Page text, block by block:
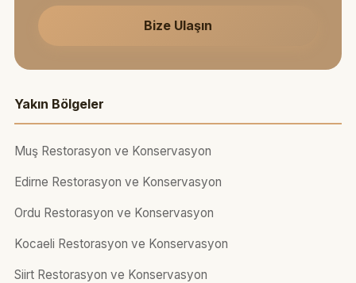
Bize Ulaşın
Yakın Bölgeler
Muş Restorasyon ve Konservasyon
Edirne Restorasyon ve Konservasyon
Ordu Restorasyon ve Konservasyon
Kocaeli Restorasyon ve Konservasyon
Siirt Restorasyon ve Konservasyon